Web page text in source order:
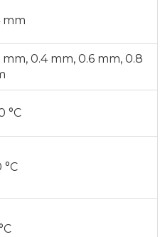
mm
mm, 0.4 mm, 0.6 mm, 0.8
°C
°C